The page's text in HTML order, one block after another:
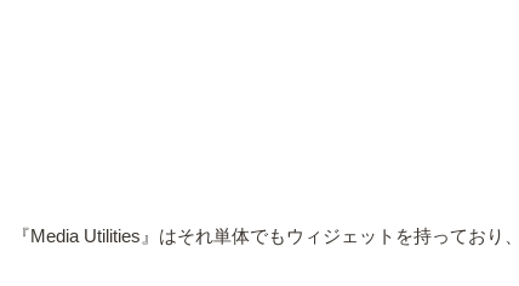
『Media Utilities』はそれ単体でもウィジェットを持ってお